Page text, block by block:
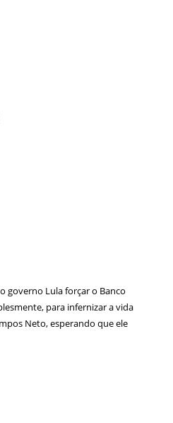
governo Lula forçar o Banco
para infernizar a vida
Neto, esperando que ele